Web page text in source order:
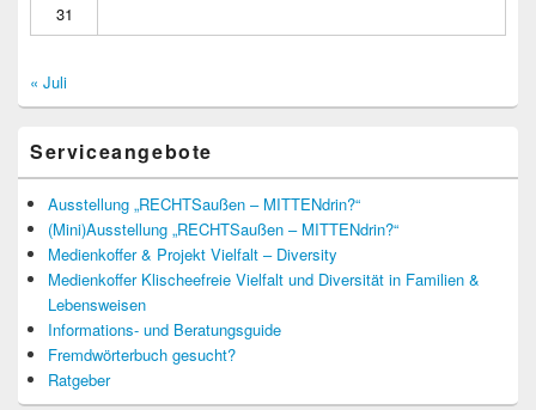
31
« Juli
Serviceangebote
Ausstellung „RECHTSaußen – MITTENdrin?“
(Mini)Ausstellung „RECHTSaußen – MITTENdrin?“
Medienkoffer & Projekt Vielfalt – Diversity
Medienkoffer Klischeefreie Vielfalt und Diversität in Familien &
Lebensweisen
Informations- und Beratungsguide
Fremdwörterbuch gesucht?
Ratgeber